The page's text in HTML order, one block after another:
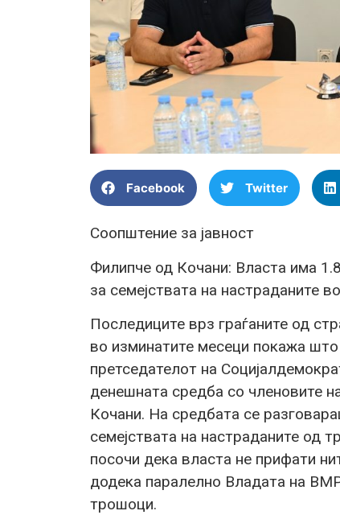
Facebook Twitter
Соопштение за јавност
Филипче од Кочани: Власта има
за семејствата на настраданите
Последиците врз граѓаните од
во изминатите месеци покажа
претседателот на
денешната средба со членовите
Кочани. На средбата се
семејствата на настраданите од
посочи дека власта не прифати
додека паралелно Владата на
трошоци.